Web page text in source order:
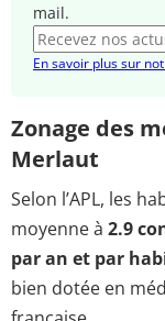
mail.
En savoir plus sur
Zonage des
Merlaut
Selon l’APL, les
moyenne à 2.9
par an et par
bien dotée en